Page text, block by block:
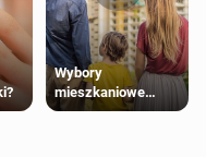
Wybory
mieszkaniowe
Polaków 2025